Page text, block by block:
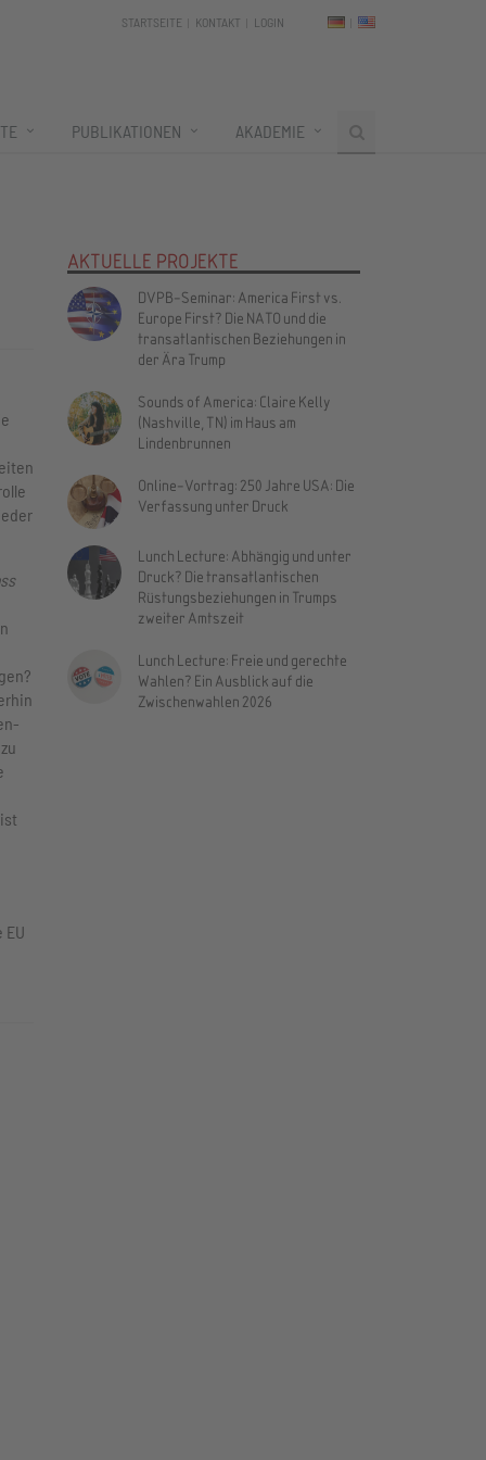
STARTSEITE KONTAKT LOGIN
PUBLIKATIONEN AKADEMIE
AKTUELLE PROJEKTE
DVPB-Seminar: America First vs.
Europe First? Die NATO und die
transatlantischen Beziehungen in
der Ära Trump
Sounds of America: Claire Kelly
(Nashville, TN) im Haus am
Lindenbrunnen
Online-Vortrag: 250 Jahre USA: Die
Verfassung unter Druck
Lunch Lecture: Abhängig und unter
Druck? Die transatlantischen
Rüstungsbeziehungen in Trumps
zweiter Amtszeit
Lunch Lecture: Freie und gerechte
Wahlen? Ein Ausblick auf die
Zwischenwahlen 2026